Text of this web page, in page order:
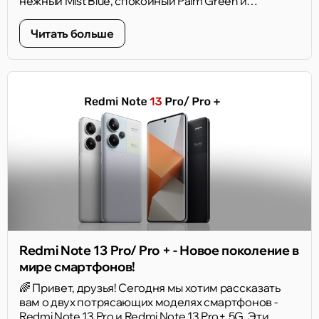
кольцо вокруг камеры - небольшой, но узнаваемый
акцент задней панели.
Читать больше
Redmi Note 13 Pro/ Pro + - Новое поколение в
мире смартфонов!
🌈 Привет, друзья! Сегодня мы хотим рассказать
вам о двух потрясающих моделях смартфонов -